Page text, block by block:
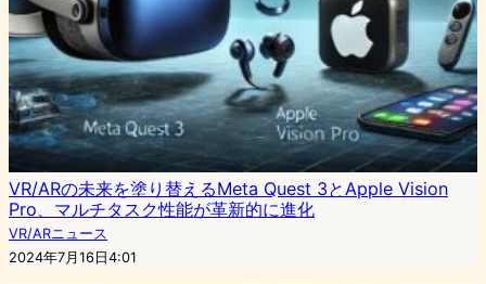
VR/ARの未来を塗り替えるMeta Quest 3とApple Vision
Pro、マルチタスク性能が革新的に進化
VR/ARニュース
2024年7月16日4:01